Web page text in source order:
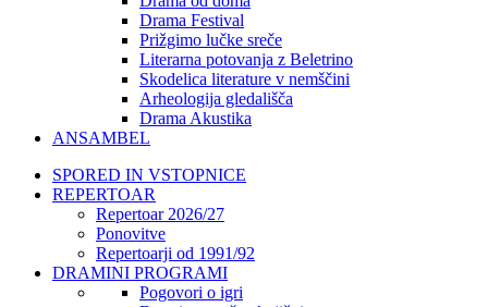
Drama Festival
Prižgimo lučke sreče
Literarna potovanja z Beletrino
Skodelica literature v nemščini
Arheologija gledališča
Drama Akustika
ANSAMBEL
SPORED IN VSTOPNICE
REPERTOAR
Repertoar 2026/27
Ponovitve
Repertoarji od 1991/92
DRAMINI PROGRAMI
Pogovori o igri